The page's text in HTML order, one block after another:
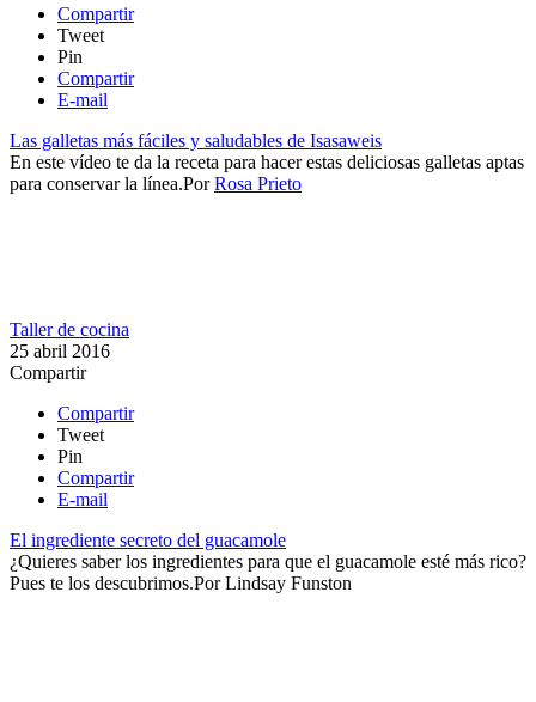
Compartir
Tweet
Pin
Compartir
E-mail
Las galletas más fáciles y saludables de Isasaweis
En este vídeo te da la receta para hacer estas deliciosas galletas aptas
para conservar la línea.​​PorRosa Prieto
Taller de cocina
25 abril 2016
Compartir
Compartir
Tweet
Pin
Compartir
E-mail
El ingrediente secreto del guacamole
​¿Quieres saber los ingredientes para que el guacamole esté más rico?
Pues te los descubrimos.​PorLindsay Funston